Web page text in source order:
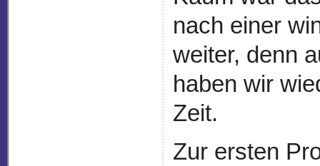
nach einer
weiter, denn
haben wir
Zeit.
Zur ersten